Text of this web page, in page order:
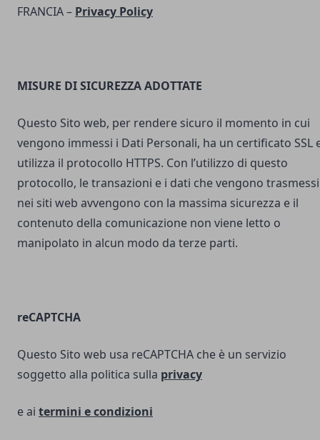
FRANCIA – Privacy Policy
MISURE DI SICUREZZA ADOTTATE
Questo Sito web, per rendere sicuro il momento in cui
vengono immessi i Dati Personali, ha un certificato SSL
utilizza il protocollo HTTPS. Con l’utilizzo di questo
protocollo, le transazioni e i dati che vengono trasmessi
nei siti web avvengono con la massima sicurezza e il
contenuto della comunicazione non viene letto o
manipolato in alcun modo da terze parti.
reCAPTCHA
Questo Sito web usa reCAPTCHA che è un servizio
soggetto alla politica sulla privacy
e ai termini econdizioni